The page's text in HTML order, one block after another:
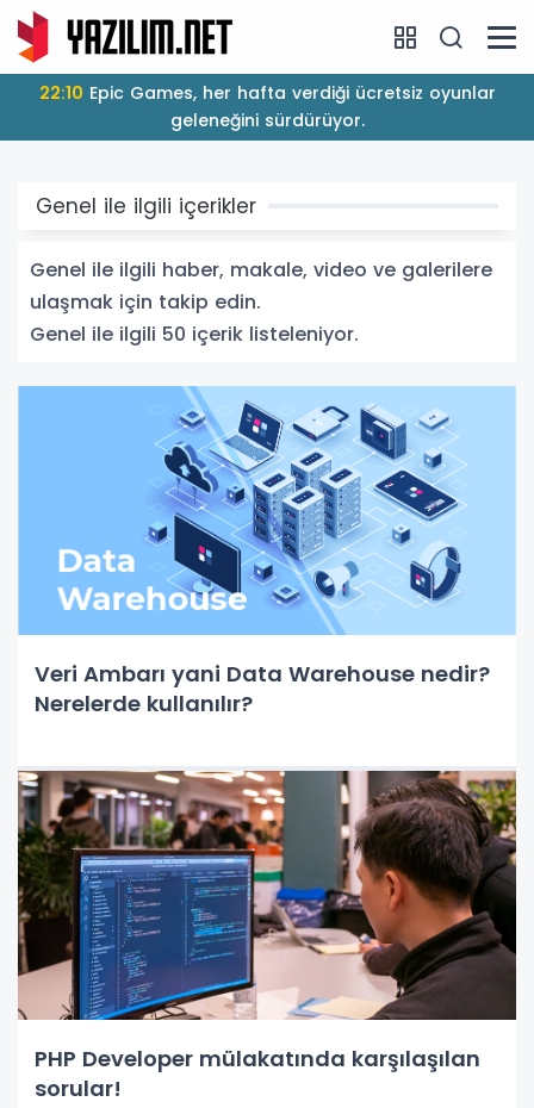
22:10
geleneğini sürdürüyor.
Genel ile ilgili içerikler
Genel ile ilgili haber, makale, video ve galerilere
ulaşmak için takip edin.
Genel ile ilgili 50 içerik listeleniyor.
Veri Ambarı yani Data Warehouse nedir?
Nerelerde kullanılır?
PHP Developer mülakatında karşılaşılan
sorular!